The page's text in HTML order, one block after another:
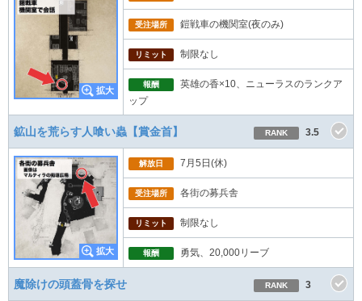
受注場所 鎧戦車の機関室(夜のみ)
リミット 制限なし
報酬
英雄の香×10、ニューラスのランクア
ップ
鉱山を荒らす人喰い蟲【賞金首】 RANK 3.5
解放日 7月5日(休)
受注場所 各街の募兵舎
リミット 制限なし
報酬 勇気、20,000リーブ
魔除けの頭蓋骨を探せ RANK 3